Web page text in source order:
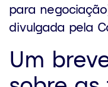
para
divulgada pela
Um